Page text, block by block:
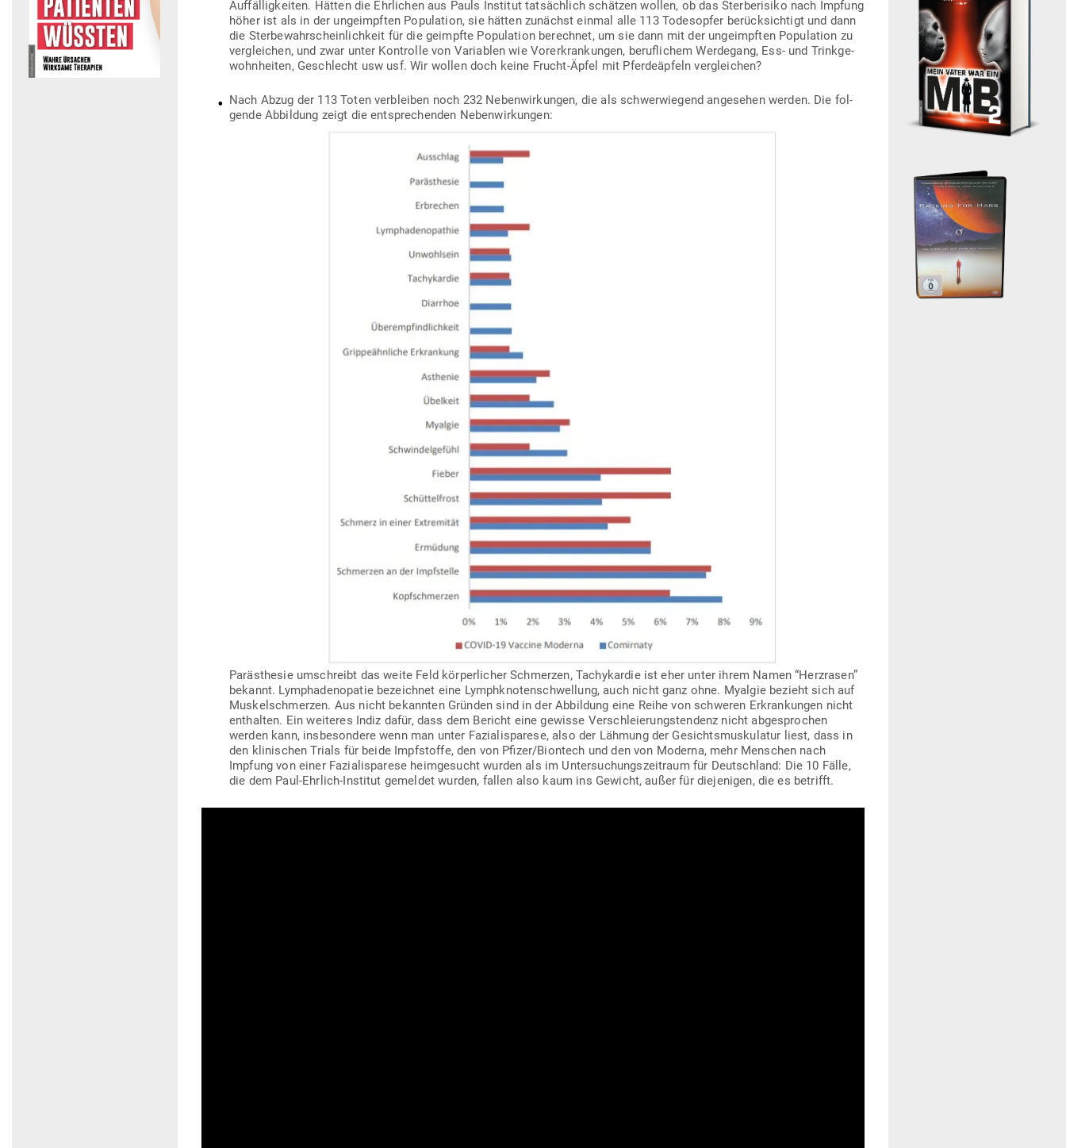
Auf­fäl­lig­keiten. Hätten die Ehr­lichen aus Pauls Institut tat­sächlich schätzen wollen, ob das Ster­be­risiko nach Impfung
höher ist als in der unge­impften Popu­lation, sie hätten zunächst einmal alle 113 Todes­opfer berück­sichtigt und dann
die Ster­be­wahr­schein­lichkeit für die geimpfte Popu­lation berechnet, um sie dann mit der unge­impften Popu­lation zu
ver­gleichen, und zwar unter Kon­trolle von Variablen wie Vor­er­kran­kungen, beruf­lichem Wer­degang, Ess- und Trink­ge­
wohn­heiten, Geschlecht usw usf. Wir wollen doch keine Frucht-Äpfel mit Pfer­de­äpfeln vergleichen?
Nach Abzug der 113 Toten ver­bleiben noch 232 Neben­wir­kungen, die als schwer­wiegend ange­sehen werden. Die fol­
gende Abbildung zeigt die ent­spre­chenden Nebenwirkungen:
Par­äs­thesie umschreibt das weite Feld kör­per­licher Schmerzen, Tachy­kardie ist eher unter ihrem Namen “Herz­rasen”
bekannt. Lympha­deno­patie bezeichnet eine Lymph­kno­ten­schwellung, auch nicht ganz ohne. Myalgie bezieht sich auf
Mus­kel­schmerzen. Aus nicht bekannten Gründen sind in der Abbildung eine Reihe von schweren Erkran­kungen nicht
ent­halten. Ein wei­teres Indiz dafür, dass dem Bericht eine gewisse Ver­schleie­rungs­tendenz nicht abge­sprochen
werden kann, ins­be­sondere wenn man unter Fazia­li­s­parese, also der Lähmung der Gesichts­mus­ku­latur liest, dass in
den kli­ni­schen Trials für beide Impf­stoffe, den von Pfizer/Biontech und den von Moderna, mehr Men­schen nach
Impfung von einer Fazia­li­s­parese heim­ge­sucht wurden als im Unter­su­chungs­zeitraum für Deutschland: Die 10 Fälle,
die dem Paul-Ehrlich-Institut gemeldet wurden, fallen also kaum ins Gewicht, außer für die­je­nigen, die es betrifft.